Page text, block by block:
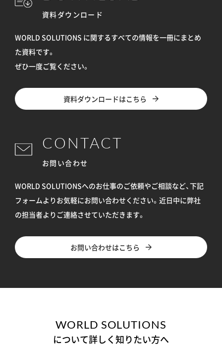
資料ダウンロード
WORLD SOLUTIONS に関するすべての情報を一冊にまとめ
た資料です。
ぜひ一度ご覧ください。
資料ダウンロードはこちら
CONTACT
お問い合わせ
WORLD SOLUTIONSへのお仕事のご依頼やご相談など、下記
フォームよりお気軽にお問い合わせください。 近日中に弊社
の担当者よりご連絡させていただきます。
お問い合わせはこちら
WORLD SOLUTIONS
について詳しく知りたい方へ